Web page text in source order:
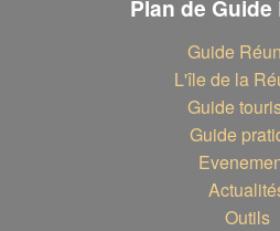
Plan de
Guide
L'île de la
Guide
Guide
Outils